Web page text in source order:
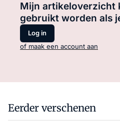
Mijn artikeloverzicht
gebruikt worden als
Log in
of maak een account aan
Eerder verschenen